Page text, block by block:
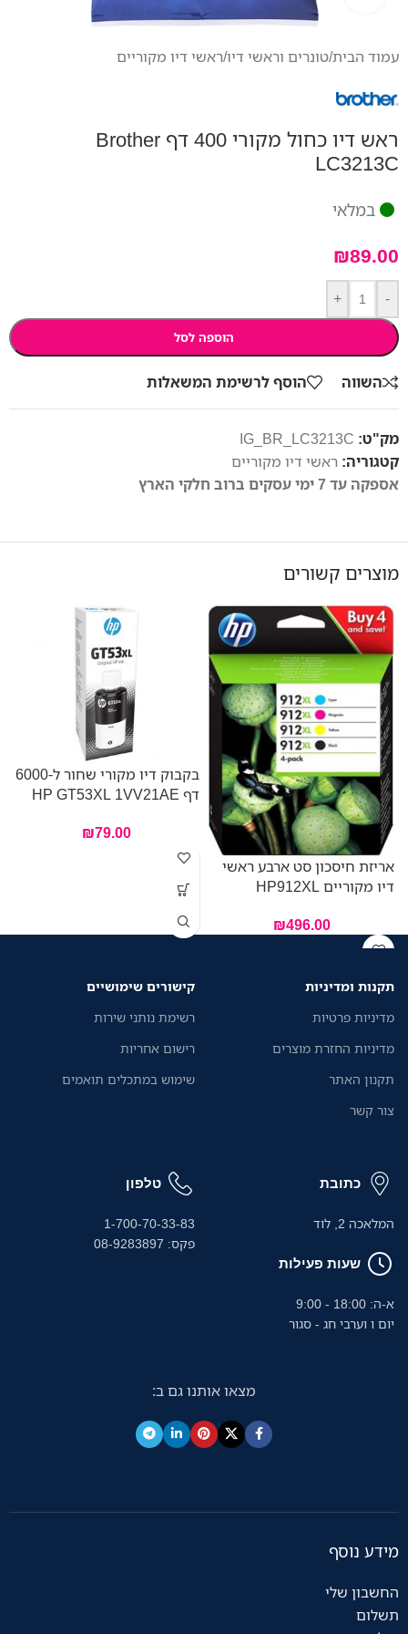
עמוד הבית/טונרים וראשי דיו/ראשי דיו מקוריים
ראש דיו כחול מקורי 400 דף Brother
LC3213C
במלאי
₪89.00
-
+
הוספה לסל
השווה הוסף לרשימת המשאלות
מק"ט: IG_BR_LC3213C
קטגוריה: ראשי דיו מקוריים
אספקה עד 7 ימי עסקים ברוב חלקי הארץ
מוצרים קשורים
אריזת חיסכון סט ארבע ראשי
דיו מקוריים HP912XL
₪496.00
בקבוק דיו מקורי שחור ל-6000
דף HP GT53XL 1VV21AE
₪79.00
תקנות ומדיניות
מדיניות פרטיות
מדיניות החזרת מוצרים
תקנון האתר
צור קשר
קישורים שימושיים
רשימת נותני שירות
רישום אחריות
שימוש במתכלים תואמים
כתובת
המלאכה 2, לוד
שעות פעילות
א-ה: 18:00 - 9:00
יום ו וערבי חג - סגור
טלפון
1-700-70-33-83
פקס: 08-9283897
מצאו אותנו גם ב:
מידע נוסף
החשבון שלי
תשלום